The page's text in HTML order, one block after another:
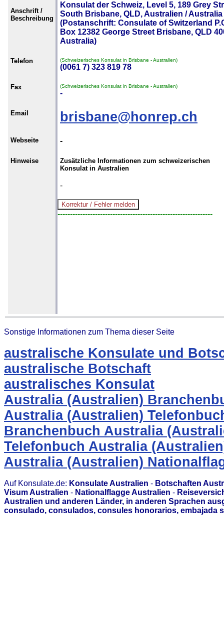
Anschrift /
Beschreibung
Konsulat der Schweiz, Level 5, 189 Grey
South Brisbane, QLD, Australien / Australia
(Postanschrift: Consulate of Switzerland
Box 12382 George Street Brisbane, QLD
Australia)
Telefon (Schweizerisches Konsulat in Brisbane - Australien)
(0061 7) 323 819 78
Fax (Schweizerisches Konsulat in Brisbane - Australien)
-
Email brisbane@honrep.ch
Webseite -
Hinweise
Zusätzliche Informationen zum schweizerischen
Konsulat in Australien
-
--------------------------------------------------------------
Sonstige Informationen zum Thema dieser Seite
australische Konsulate und
australische Botschaft
australisches Konsulat
Australia (Australien)
Australia (Australien)
Branchenbuch Australia
Telefonbuch Australia
Australia (Australien)
Auf Konsulate.de: Konsulate Australien - Botschaften
Visum Australien - Nationalflagge Australien -
Australien und anderen Länder, in anderen Sprachen
consulado, consulados, consules honorarios, embajada